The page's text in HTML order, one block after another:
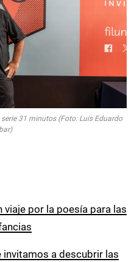
31 minutos (Foto: Luis Eduardo
viaje por la poesía para las
invitamos a descubrir las